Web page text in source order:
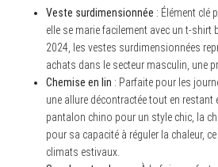
Veste surdimensionnée : Élément clé
elle se marie facilement avec un t-shirt
2024, les vestes surdimensionnées
achats dans le secteur masculin, une
Chemise en lin : Parfaite pour les
une allure décontractée tout en restant
pantalon chino pour un style chic, la
pour sa capacité à réguler la chaleur,
climats estivaux.